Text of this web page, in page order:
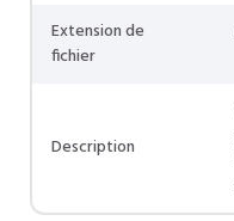
Extension de
fichier
Description